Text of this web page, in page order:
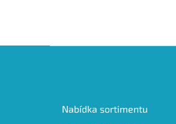
Nabídka sortimentu